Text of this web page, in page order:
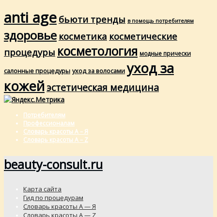
anti age бьюти тренды в помощь потребителям
здоровье косметика косметические
процедуры косметология модные прически
салонные процедуры уход за волосами уход за
кожейэстетическая медицина
Потребителям
Профессионалам
Словарь красоты А – Я
Словарь красоты A – Z
beauty-consult.ru
Карта сайта
Гид по процедурам
Словарь красоты А — Я
Словарь красоты A — Z